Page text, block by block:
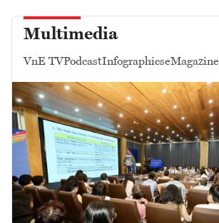
Multimedia
VnE TVPodcastInfographicseMagazine